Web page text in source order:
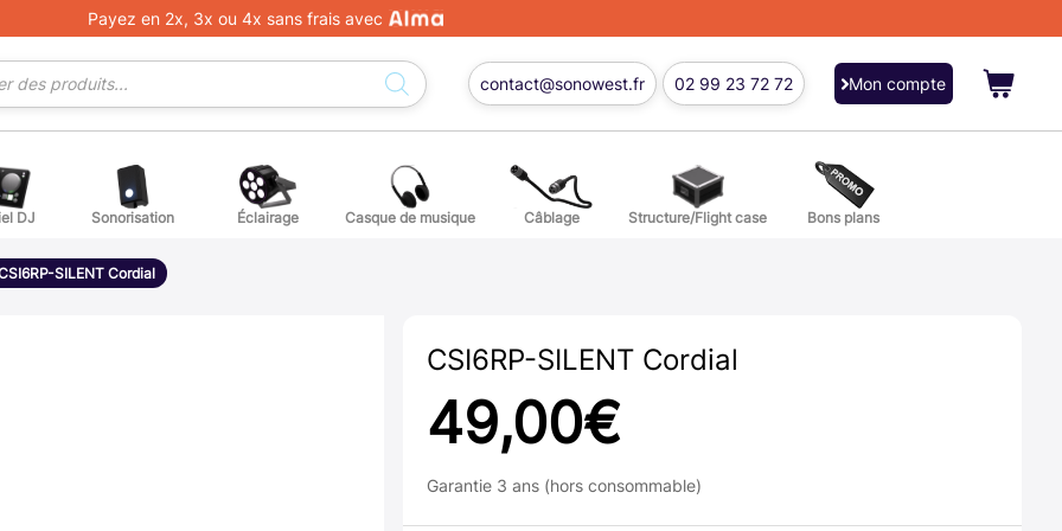
Payez en 2x, 3x ou 4x sans frais avec
contact@sonowest.fr 02 99 23 72 72 Mon compte
voix
DJ
DJ
Sonorisation Éclairage Casque de musique Câblage Structure/Flight case Bons plans
SILENT Cordial
CSI6RP-SILENT Cordial
49,00€
Garantie 3 ans (hors consommable)